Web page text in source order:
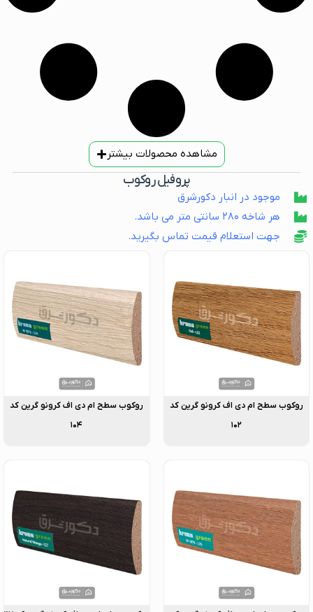
مشاهده محصولات بیشتر
پروفیل روکوب
موجود در انبار دکورشرق
هر شاخه ۲۸۰ سانتی متر می باشد.
جهت استعلام قیمت تماس بگیرید.
روکوب سطح ام دی اف کرونو گرین کد
۱۰۲
روکوب سطح ام دی اف کرونو گرین کد
۱۰۴